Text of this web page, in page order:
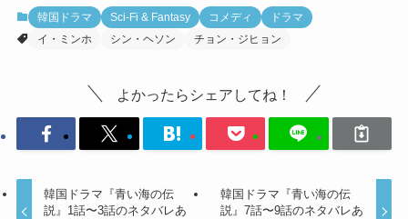
韓国ドラマ Sci-Fi & Fantasy コメディ
ドラマ
イ・ミンホ
シン・ヘソン チョン・ジヒョン
よかったらシェアしてね！
韓国ドラマ『青い海の伝
説』1話〜3話のネタバレあ
韓国ドラマ『青い海の伝
説』7話〜9話のネタバレあ